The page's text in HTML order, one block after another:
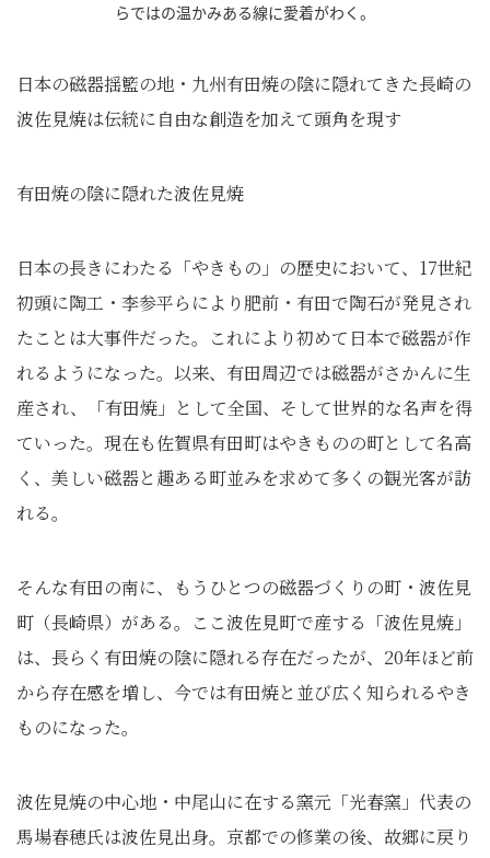
らではの温かみある線に愛着がわく。
日本の磁器揺籃の地・九州有田焼の陰に隠れてきた長崎の
波佐見焼は伝統に自由な創造を加えて頭角を現す
有田焼の陰に隠れた波佐見焼
日本の長きにわたる「やきもの」の歴史において、17世紀
初頭に陶工・李参平らにより肥前・有田で陶石が発見され
たことは大事件だった。これにより初めて日本で磁器が作
れるようになった。以来、有田周辺では磁器がさかんに生
産され、「有田焼」として全国、そして世界的な名声を得
ていった。現在も佐賀県有田町はやきものの町として名高
く、美しい磁器と趣ある町並みを求めて多くの観光客が訪
れる。
そんな有田の南に、もうひとつの磁器づくりの町・波佐見
町（長崎県）がある。ここ波佐見町で産する「波佐見焼」
は、長らく有田焼の陰に隠れる存在だったが、20年ほど前
から存在感を増し、今では有田焼と並び広く知られるやき
ものになった。
波佐見焼の中心地・中尾山に在する窯元「光春窯」代表の
馬場春穂氏は波佐見出身。京都での修業の後、故郷に戻り